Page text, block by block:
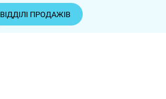
ВІДДІЛІ ПРОДАЖІВ